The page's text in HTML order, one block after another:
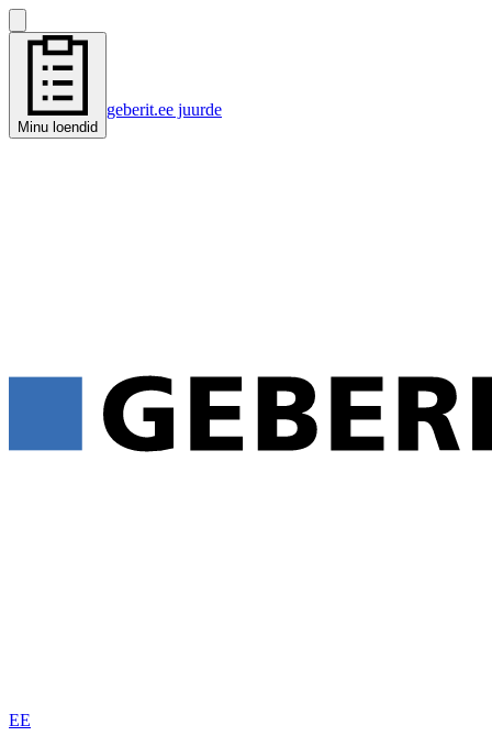
Minu loendid
geberit.ee juurde
EE